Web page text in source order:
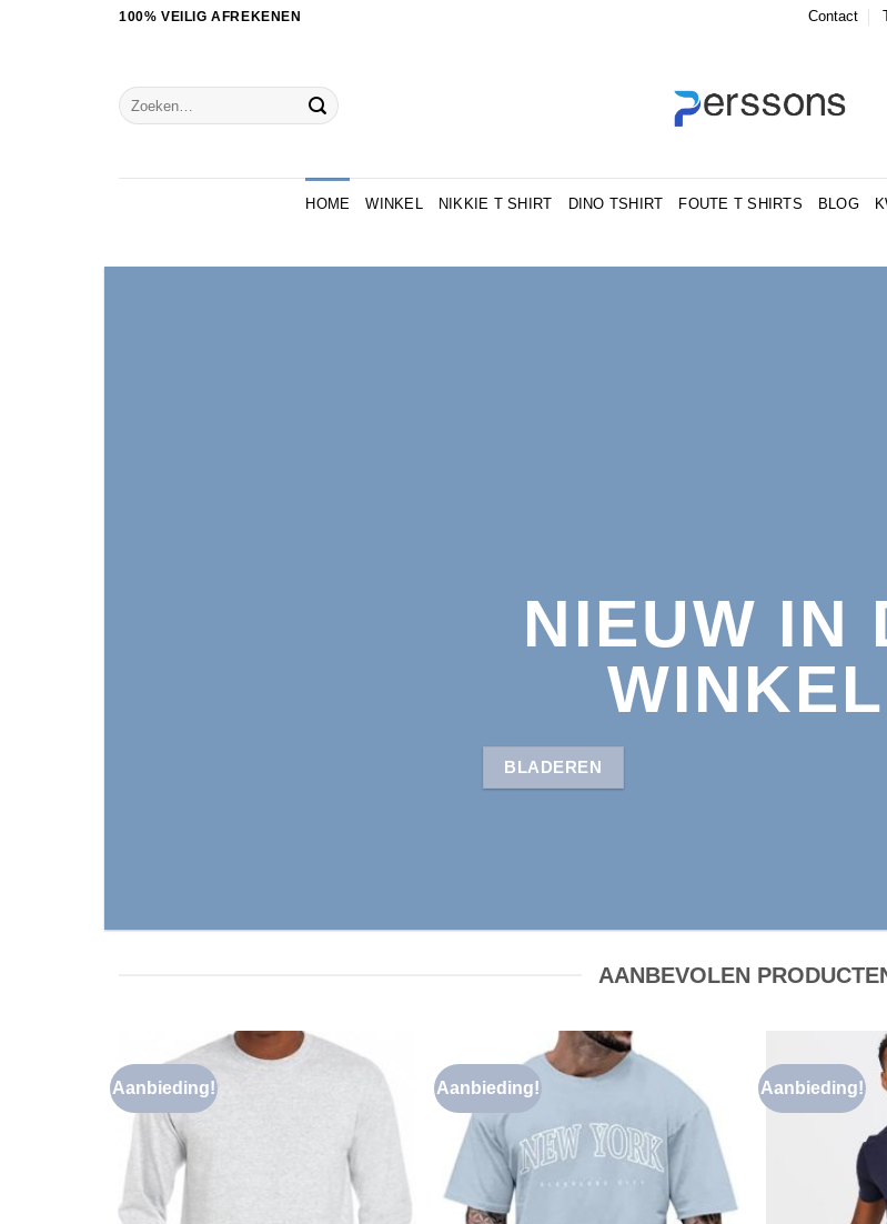
100% VEILIG AFREKENEN Contact
Zoeken
naar:
HOME WINKEL NIKKIE T SHIRT DINO TSHIRT FOUTE T SHIRTS BLOG
NIEUW IN
WINKEL
BLADEREN
AANBEVOLEN
Aanbieding!
Toevoegen
Aanbieding!
Toevoegen
verlanglijst
Aanbieding!